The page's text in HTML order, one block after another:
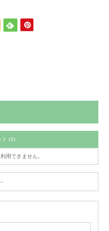
ト (0)
用できません。